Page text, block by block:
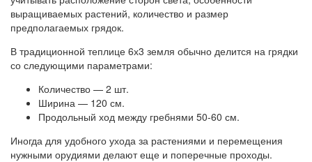
выращиваемых растений, количество и размер
предполагаемых грядок.
В традиционной теплице 6х3 земля обычно делится на грядки
со следующими параметрами:
Количество — 2 шт.
Ширина — 120 см.
Продольный ход между гребнями 50-60 см.
Иногда для удобного ухода за растениями и перемещения
нужными орудиями делают еще и поперечные проходы.